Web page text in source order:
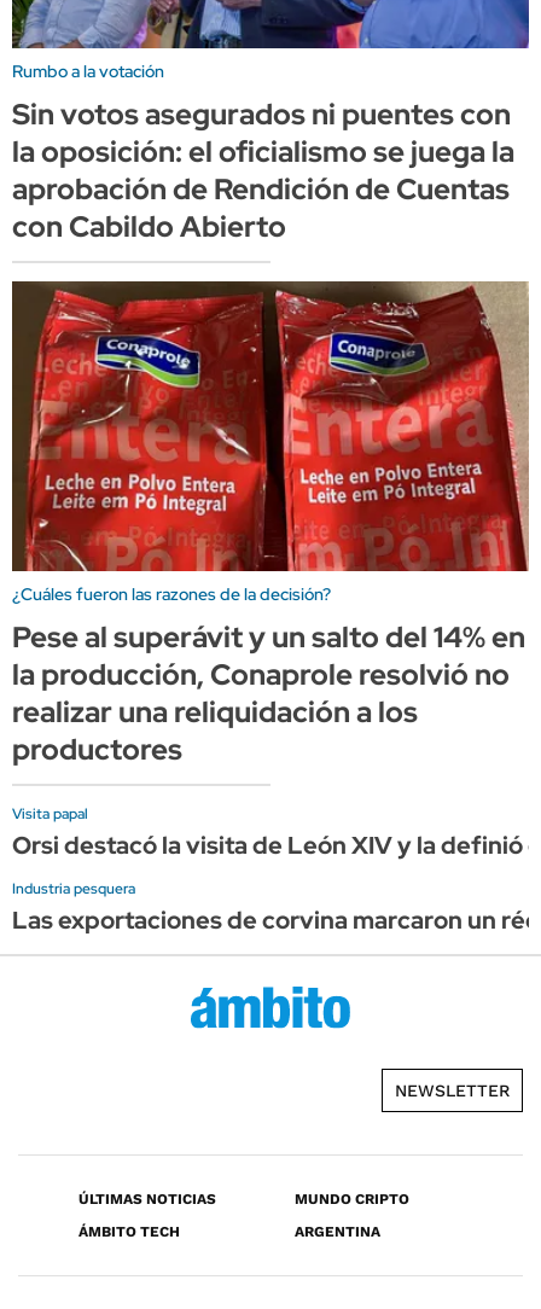
Rumbo a la votación
Sin votos asegurados ni puentes con
la oposición: el oficialismo se juega la
aprobación de Rendición de Cuentas
con Cabildo Abierto
¿Cuáles fueron las razones de la decisión?
Pese al superávit y un salto del 14% en
la producción, Conaprole resolvió no
realizar una reliquidación a los
productores
Visita papal
Orsi destacó la visita de León XIV y la definió
Industria pesquera
Las exportaciones de corvina marcaron un
NEWSLETTER
ÚLTIMAS NOTICIAS
MUNDO CRIPTO
ÁMBITO TECH
ARGENTINA